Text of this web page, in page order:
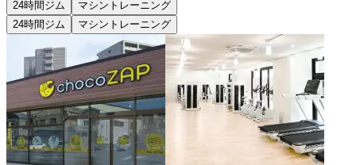
24時間ジム
マシントレーニング
24時間ジム
マシントレーニング